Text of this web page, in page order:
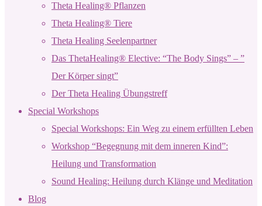
Theta Healing® Pflanzen
Theta Healing® Tiere
Theta Healing Seelenpartner
Das ThetaHealing® Elective: “The Body Sings” – ”
Der Körper singt”
Der Theta Healing Übungstreff
Special Workshops
Special Workshops: Ein Weg zu einem erfüllten Leben
Workshop “Begegnung mit dem inneren Kind”:
Heilung und Transformation
Sound Healing: Heilung durch Klänge und Meditation
Blog